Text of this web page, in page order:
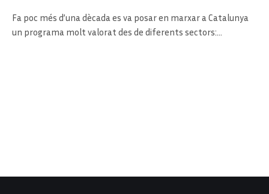
Fa poc més d’una dècada es va posar en marxar a Catalunya
un programa molt valorat des de diferents sectors:…